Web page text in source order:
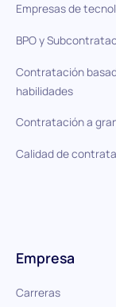
Empresas de
BPO y
Contratación
habilidades
Contratación a
Calidad de
Empresa
Carreras